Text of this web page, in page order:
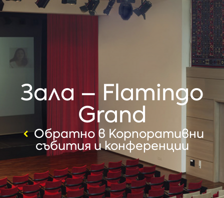
Залa – Flamingo
Grand
Обратно в Корпоративни
събития и конференции